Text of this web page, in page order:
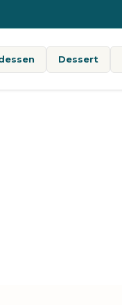
Dessert